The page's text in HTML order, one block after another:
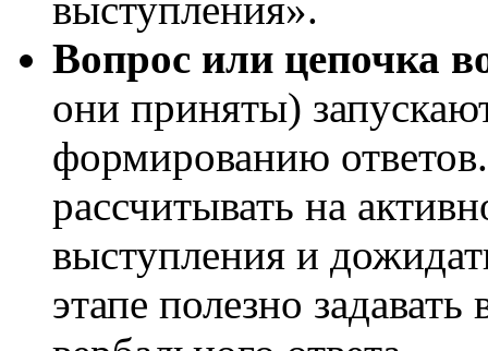
выступления».
Вопрос или цепочка
они приняты)
формированию
рассчитывать на
выступления и
этапе полезно